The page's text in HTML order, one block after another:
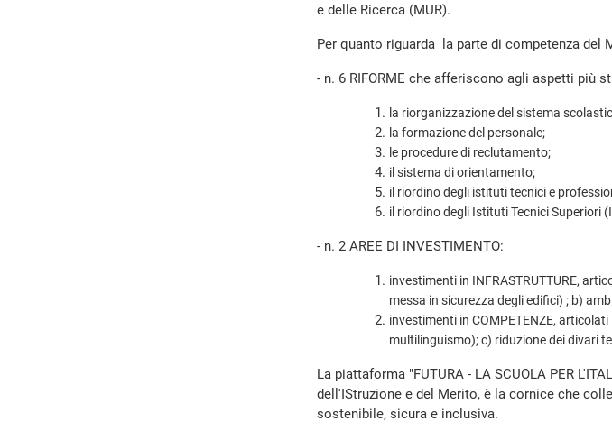
e delle Ricerca (MUR).
Per quanto riguarda la parte di competenza del
- n. 6 RIFORME che afferiscono agli aspetti più
la riorganizzazione del sistema
la formazione del personale;
le procedure di reclutamento;
il sistema di orientamento;
il riordino degli istituti tecnici e
il riordino degli Istituti Tecnici Superiori
- n. 2 AREE DI INVESTIMENTO:
investimenti in INFRASTRUTTURE,
messa in sicurezza degli edifici) ; b)
investimenti in COMPETENZE,
multilinguismo); c) riduzione dei divari
La piattaforma "FUTURA - LA SCUOLA PER
dell'IStruzione e del Merito, è la cornice che
sostenibile, sicura e inclusiva.